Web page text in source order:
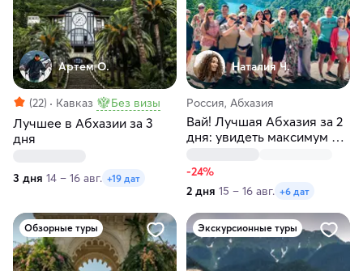
Артем О.
(22) Кавказ Без визы
Лучшее в Абхазии за 3
дня
3 дня 14 – 16 авг. +19 дат
Наталия Ч.
Россия, Абхазия
Вай! Лучшая Абхазия за 2
дня: увидеть максимум и
-24%
2 дня 15 – 16 авг. +6 дат
Обзорные туры Экскурсионные туры